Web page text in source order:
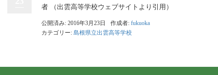
者 （出雲高等学校ウェブサイトより引用）
公開済み: 2016年3月23日 作成者: fukuoka
カテゴリー: 島根県立出雲高等学校